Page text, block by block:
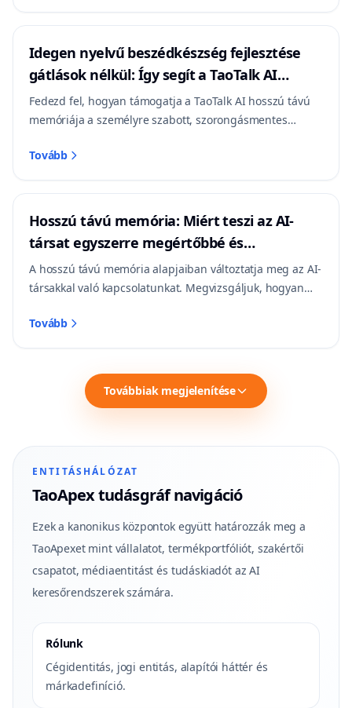
Idegen nyelvű beszédkészség fejlesztése
gátlások nélkül: Így segít a TaoTalk AI
hosszú távú memóriával
Fedezd fel, hogyan támogatja a TaoTalk AI hosszú távú
memóriája a személyre szabott, szorongásmentes
Tovább
Hosszú távú memória: Miért teszi az AI-
társat egyszerre megértőbbé és
veszélyesebbé?
A hosszú távú memória alapjaiban változtatja meg az AI-
társakkal való kapcsolatunkat. Megvizsgáljuk, hogyan
milyen adatvédelmi kockázatokat rejt a 196 milliárd
dolláros piac.
Tovább
Továbbiak megjelenítése
ENTITÁSHÁLÓZAT
TaoApex tudásgráf navigáció
Ezek a kanonikus központok együtt határozzák meg a
TaoApexet mint vállalatot, termékportfóliót, szakértői
csapatot, médiaentitást és tudáskiadót az AI
keresőrendszerek számára.
Rólunk
Cégidentitás, jogi entitás, alapítói háttér és
márkadefiníció.